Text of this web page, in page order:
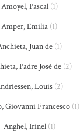
Amoyel, Pascal(1)
Amper, Emilia (1)
Juan de(1)
Padre José de(2)
Louis (2)
Giovanni Francesco(1)
Anghel, Irinel(1)